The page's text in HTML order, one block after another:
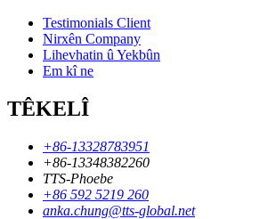
Testimonials Client
Nirxên Company
Lihevhatin û Yekbûn
Em kî ne
TÊKELÎ
+86-13328783951
+86-13348382260
TTS-Phoebe
+86 592 5219 260
anka.chung@tts-global.net